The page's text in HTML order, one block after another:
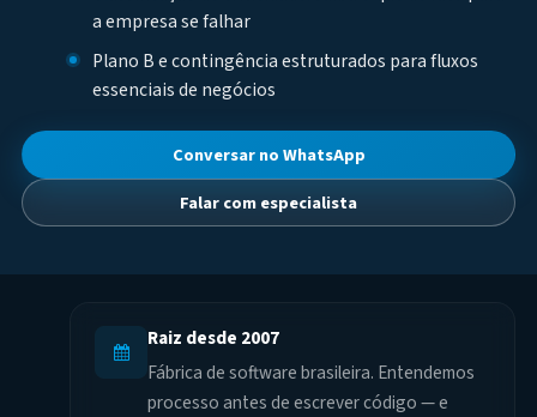
a empresa se falhar
Plano B e contingência estruturados para fluxos
essenciais de negócios
Conversar no WhatsApp
Falar com especialista
Raiz desde 2007
Fábrica de software brasileira. Entendemos
processo antes de escrever código — e